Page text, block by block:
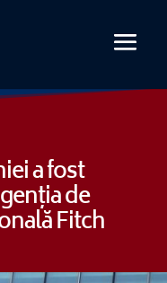
a fost
de
Fitch